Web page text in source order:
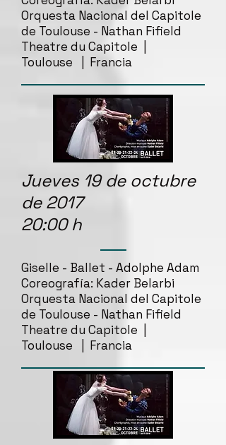
Orquesta Nacional del Capitole
de Toulouse - Nathan Fifield
Theatre du Capitole |
Toulouse | Francia
Jueves 19 de octubre
de 2017
20:00 h
Giselle - Ballet - Adolphe Adam
Coreografía: Kader Belarbi
Orquesta Nacional del Capitole
de Toulouse - Nathan Fifield
Theatre du Capitole |
Toulouse | Francia